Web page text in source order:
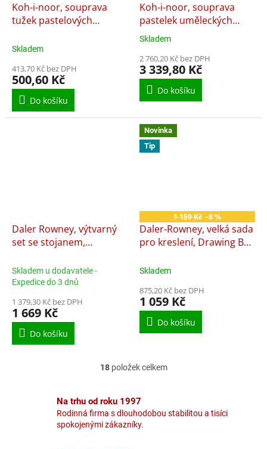
Koh-i-noor, souprava
tužek pastelových
PROGRESSO 8782
Skladem
413,70 Kč bez DPH
500,60 Kč
Do košíku
Koh-i-noor, souprava
pastelek uměleckých
POLYCOLOR, 144 ks
Průměrné
produktu
je
5,0
hvězdiček.
Skladem
2 760,20 Kč bez DPH
3 339,80 Kč
Do košíku
Daler Rowney, výtvarný
set se stojanem,
Skladem u dodavatele -
Expedice do 3 dnů
1 379,30 Kč bez DPH
1 669 Kč
Do košíku
Novinka
Tip
1 159 Kč –8 %
Daler-Rowney, velká sada
pro kreslení, Drawing Box
Skladem
875,20 Kč bez DPH
1 059 Kč
Do košíku
O
l
á
d
a
18položek celkem
Na trhu od roku 1997
Rodinná firma s dlouhodobou stabilitou a tisíci
spokojenými zákazníky.